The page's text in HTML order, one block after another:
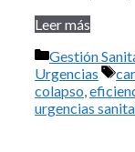
Leer más
Categorías
Gestión
Urgencias
colapso
urgencias